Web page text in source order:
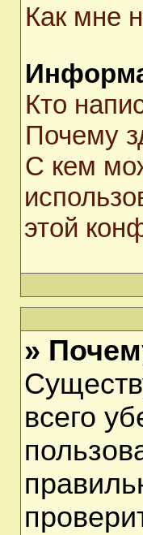
Как мне
Кто
Почему
С кем
этой
»
всего